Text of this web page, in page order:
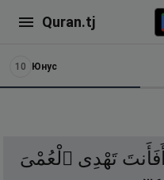
Quran.tj
10 Юнус
أَفَأَنتَ تَهْدِى ٱلْعُمْىَ